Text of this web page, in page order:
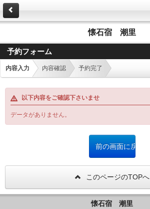
懐石宿 潮里
予約フォーム
内容入力 内容確認 予約完了
以下内容をご確認下さいませ
データがありません。
このページのTOPへ
懐石宿 潮里